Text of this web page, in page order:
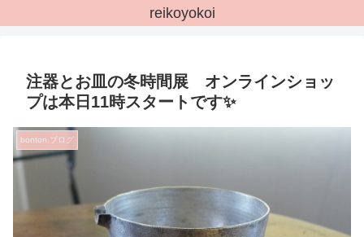
reikoyokoi
注器とお皿の冬時間展 オンラインショッ
プは本日11時スタートです✨
bonton.ブログ